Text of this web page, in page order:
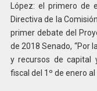
López: el primero de
Directiva de la
primer debate del
de 2018 Senado, “Por
y recursos de capital
fiscal del 1º de enero